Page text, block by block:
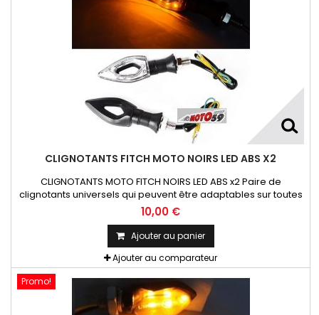
CLIGNOTANTS FITCH MOTO NOIRS LED ABS X2
CLIGNOTANTS MOTO FITCH NOIRS LED ABS x2 Paire de
clignotants universels qui peuvent être adaptables sur toutes
motos ou scooters
10,00 €
Ajouter au panier
Ajouter au comparateur
Promo!